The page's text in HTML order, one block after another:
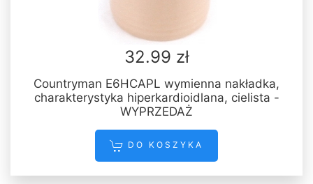
32.99 zł
Countryman E6HCAPL wymienna nakładka,
charakterystyka hiperkardioidlana, cielista -
WYPRZEDAŻ
DO KOSZYKA